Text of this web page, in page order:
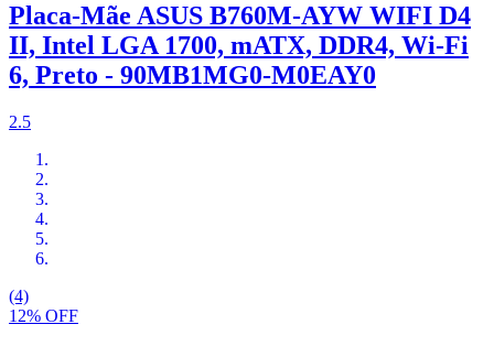
Placa-Mãe ASUS B760M-AYW WIFI D4
II, Intel LGA 1700, mATX, DDR4, Wi-Fi
6, Preto - 90MB1MG0-M0EAY0
2.5
(4)
12% OFF